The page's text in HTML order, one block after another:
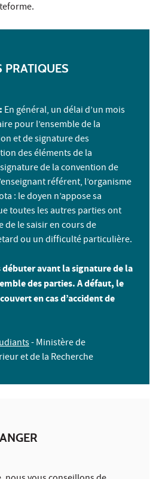
PRATIQUES
En général, un délai d’un mois
pour l’ensemble de la
et de signature des
des éléments de la
de la convention de
référent, l’organisme
: le doyen n’appose sa
toutes les autres parties ont
le saisir en cours de
ou un difficulté particulière.
débuter avant la signature de la
des parties. A défaut, le
en cas d’accident de
- Ministère de
et de la Recherche